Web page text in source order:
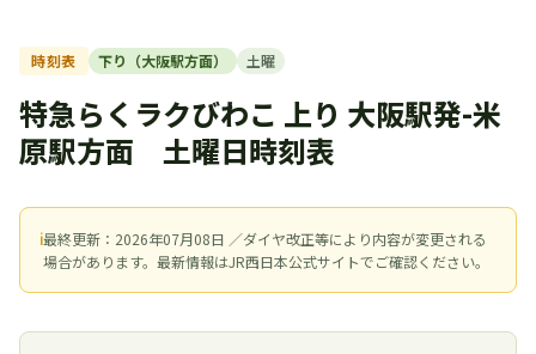
時刻表 下り（大阪駅方面） 土曜
特急らくラクびわこ 上り 大阪駅発-米
原駅方面 土曜日時刻表
ℹ最終更新：2026年07月08日 ／ダイヤ改正等により内容が変更される
場合があります。最新情報はJR西日本公式サイトでご確認ください。